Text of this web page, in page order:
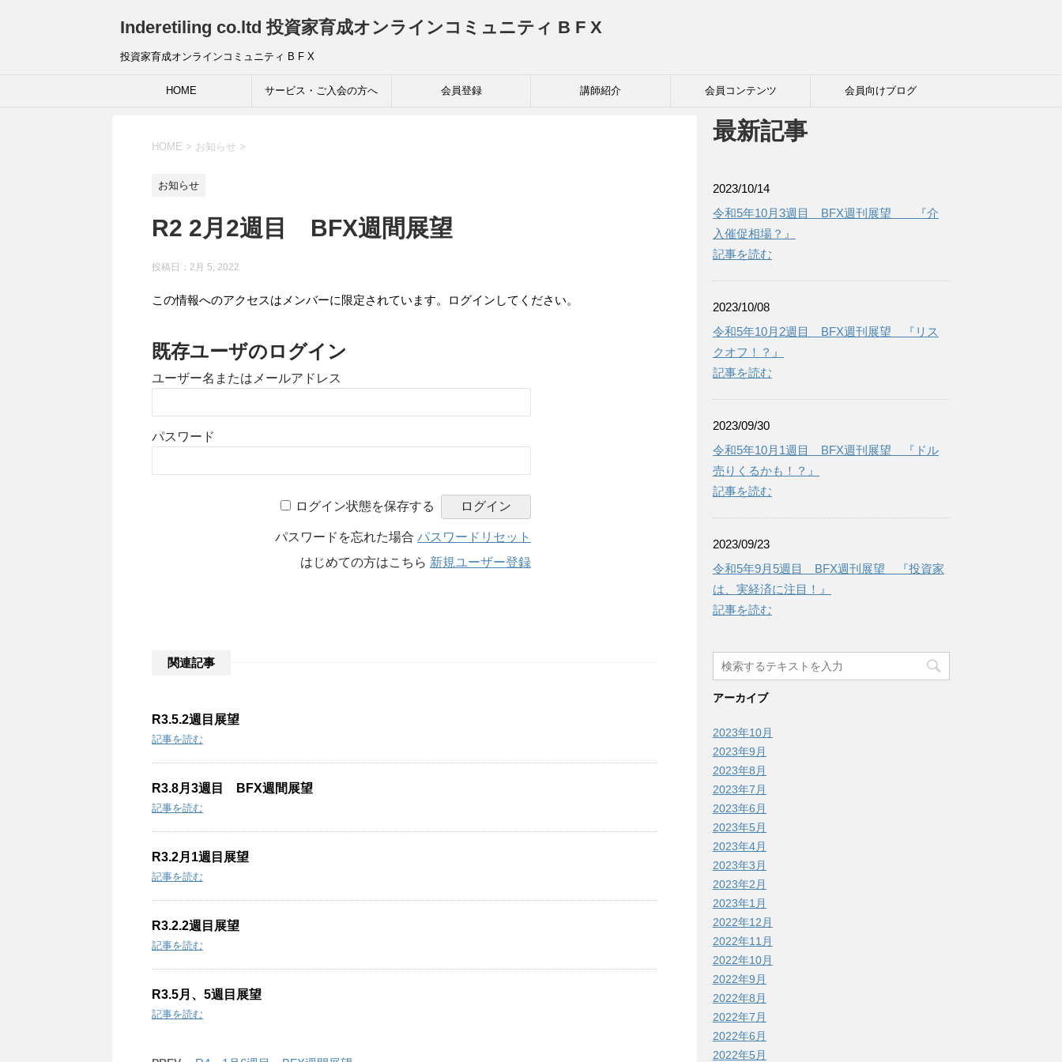
Inderetiling co.ltd 投資家育成オンラインコミュニティ B F X
投資家育成オンラインコミュニティ B F X
HOME サービス・ご入会の方へ 会員登録 講師紹介 会員コンテンツ 会員向けブログ
HOME > お知らせ >
お知らせ
R2 2月2週目 BFX週間展望
投稿日：2月 5, 2022
この情報へのアクセスはメンバーに限定されています。ログインしてください。
既存ユーザのログイン
ユーザー名またはメールアドレス
パスワード
ログイン状態を保存する
パスワードを忘れた場合 パスワードリセット
はじめての方はこちら 新規ユーザー登録
関連記事
R3.5.2週目展望
記事を読む
R3.8月3週目 BFX週間展望
記事を読む
R3.2月1週目展望
記事を読む
R3.2.2週目展望
記事を読む
R3.5月、5週目展望
記事を読む
最新記事
2023/10/14
令和5年10月3週目 BFX週刊展望 『介
入催促相場？』
記事を読む
2023/10/08
令和5年10月2週目 BFX週刊展望 『リス
クオフ！？』
記事を読む
2023/09/30
令和5年10月1週目 BFX週刊展望 『ドル
売りくるかも！？』
記事を読む
2023/09/23
令和5年9月5週目 BFX週刊展望 『投資家
は、実経済に注目！』
記事を読む
アーカイブ
2023年10月
2023年9月
2023年8月
2023年7月
2023年6月
2023年5月
2023年4月
2023年3月
2023年2月
2023年1月
2022年12月
2022年11月
2022年10月
2022年9月
2022年8月
2022年7月
2022年6月
2022年5月